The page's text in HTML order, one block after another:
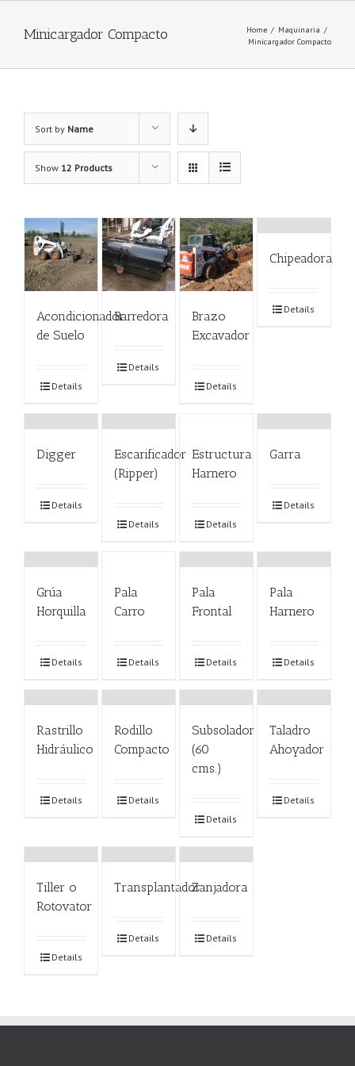
Minicargador Compacto Home / Maquinaria /
Minicargador Compacto
Sort by Name
Show 12 Products
Acondicionador
de Suelo
Details
Barredora
Details
Brazo
Excavador
Details
Chipeadora
Details
Digger
Details
Escarificador
(Ripper)
Details
Estructura
Harnero
Details
Garra
Details
Grúa
Horquilla
Details
Pala
Carro
Details
Pala
Frontal
Details
Pala
Harnero
Details
Rastrillo
Hidráulico
Details
Rodillo
Compacto
Details
Subsolador
(60
cms.)
Details
Taladro
Ahoyador
Details
Tiller o
Rotovator
Details
Transplantador
Details
Zanjadora
Details